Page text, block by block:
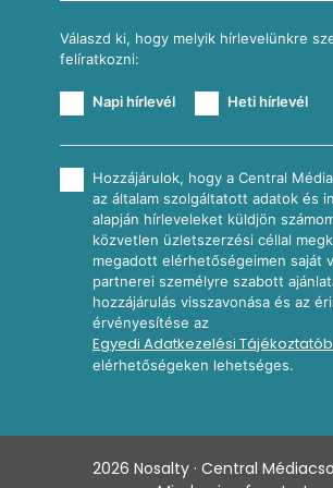
Válaszd ki, hogy melyik hírlevelünkre
felíratkozni:
Napi hírlevél Heti hírlevél
Hozzájárulok, hogy a Central
az általam szolgáltatott adatok és
alapján hírleveleket küldjön
közvetlen üzletszerzési céllal
megadott elérhetőségeimen saját
partnerei személyre szabott
hozzájárulás visszavonása és az
érvényesítése az
Egyedi Adatkezelési
elérhetőségeken lehetséges.
2026 Nosalty · Central